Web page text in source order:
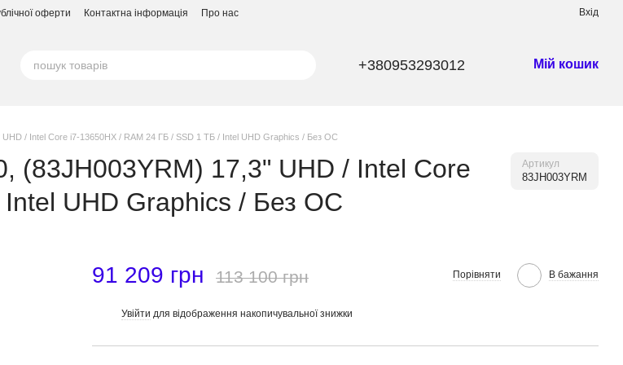
оферти Контактна інформація Про нас Вхід
+380953293012 Мій кошик
UHD / Intel Core i7-13650HX / RAM 24 ГБ / SSD 1 ТБ / Intel UHD Graphics / Без ОС
(83JH003YRM) 17,3" UHD / Intel Core
UHD Graphics / Без ОС
Артикул
83JH003YRM
91 209 грн 113 100 грн Порівняти В бажання
Увійти для відображення накопичувальної знижки